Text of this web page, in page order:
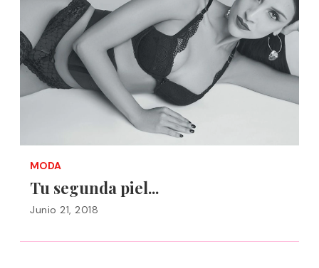
MODA
Tu segunda piel...
Junio 21, 2018